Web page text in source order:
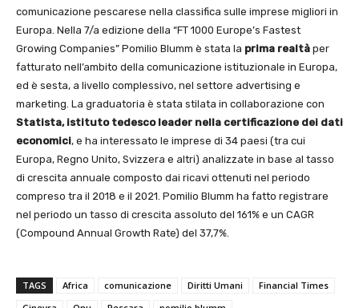
comunicazione pescarese nella classifica sulle imprese migliori in
Europa. Nella 7/a edizione della “FT 1000 Europe’s Fastest
Growing Companies” Pomilio Blumm è stata la prima realtà per
fatturato nell’ambito della comunicazione istituzionale in Europa,
ed è sesta, a livello complessivo, nel settore advertising e
marketing. La graduatoria è stata stilata in collaborazione con
Statista, istituto tedesco leader nella certificazione dei dati
economici, e ha interessato le imprese di 34 paesi (tra cui
Europa, Regno Unito, Svizzera e altri) analizzate in base al tasso
di crescita annuale composto dai ricavi ottenuti nel periodo
compreso tra il 2018 e il 2021. Pomilio Blumm ha fatto registrare
nel periodo un tasso di crescita assoluto del 161% e un CAGR
(Compound Annual Growth Rate) del 37,7%.
TAGS Africa comunicazione Diritti Umani
Financial Times